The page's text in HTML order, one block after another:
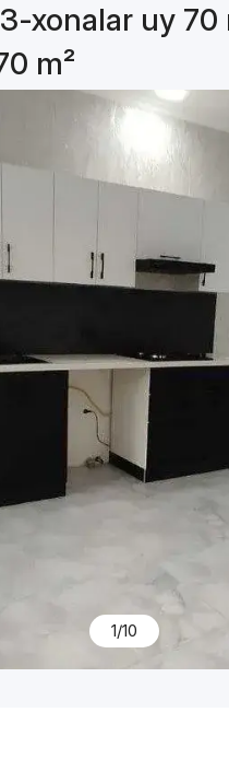
xonalar uy 70
m²
1/10